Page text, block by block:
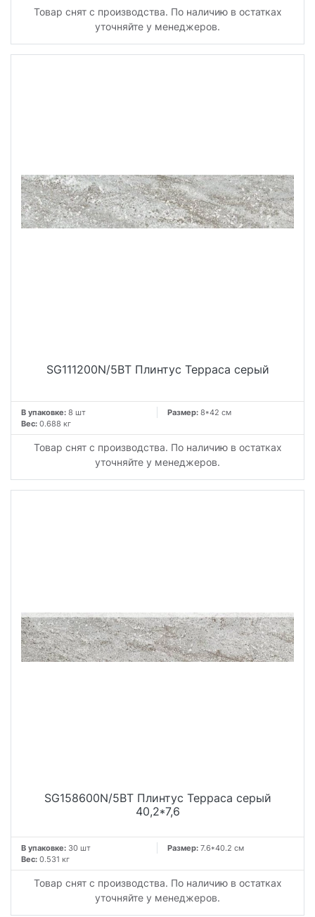
Товар снят с производства. По наличию в остатках
уточняйте у менеджеров.
SG111200N/5BT Плинтус Терраса серый
В упаковке: 8 шт Размер: 8*42 см
Вес: 0.688 кг
Товар снят с производства. По наличию в остатках
уточняйте у менеджеров.
SG158600N/5BT Плинтус Терраса серый
40,2*7,6
В упаковке: 30 шт Размер: 7.6*40.2 см
Вес: 0.531 кг
Товар снят с производства. По наличию в остатках
уточняйте у менеджеров.